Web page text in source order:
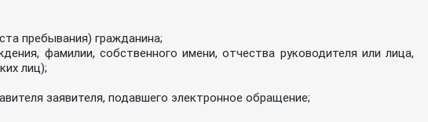
пребывания) гражданина;
фамилии, собственного имени, отчества руководителя или лица,
лиц);
заявителя, подавшего электронное обращение;